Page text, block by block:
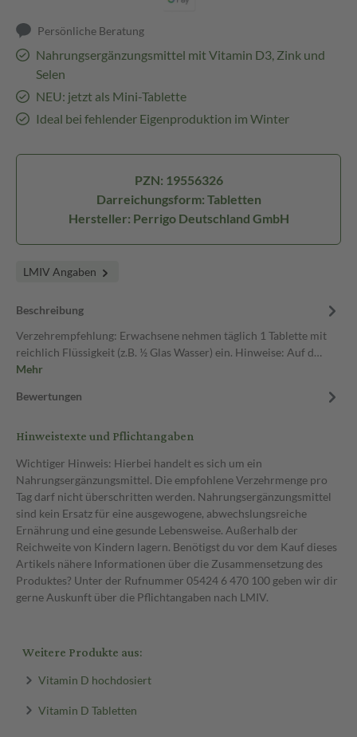
Persönliche Beratung
Nahrungsergänzungsmittel mit Vitamin D3, Zink und
Selen
NEU: jetzt als Mini-Tablette
Ideal bei fehlender Eigenproduktion im Winter
PZN: 19556326
Darreichungsform: Tabletten
Hersteller: Perrigo Deutschland GmbH
LMIV Angaben
Beschreibung
Verzehrempfehlung: Erwachsene nehmen täglich 1 Tablette mit
reichlich Flüssigkeit (z.B. ½ Glas Wasser) ein. Hinweise: Auf d…
Mehr
Bewertungen
Hinweistexte und Pflichtangaben
Wichtiger Hinweis: Hierbei handelt es sich um ein
Nahrungsergänzungsmittel. Die empfohlene Verzehrmenge pro
Tag darf nicht überschritten werden. Nahrungsergänzungsmittel
sind kein Ersatz für eine ausgewogene, abwechslungsreiche
Ernährung und eine gesunde Lebensweise. Außerhalb der
Reichweite von Kindern lagern. Benötigst du vor dem Kauf dieses
Artikels nähere Informationen über die Zusammensetzung des
Produktes? Unter der Rufnummer 05424 6 470 100 geben wir dir
gerne Auskunft über die Pflichtangaben nach LMIV.
Weitere Produkte aus:
Vitamin D hochdosiert
Vitamin D Tabletten